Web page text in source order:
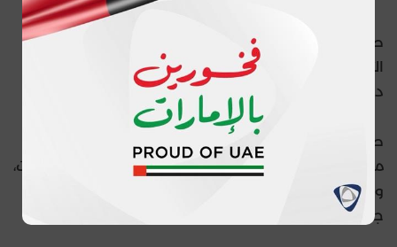
صافي نتائج خدمات التأمين: استقر صافي نتائج خدمات
درهم للتفرة نفسها من عام 2025.
مليون درهم، بالمقارنة مع 71.4 مليون درهم في العام الفائت،
وذلك نتيجة تأثير التقلبات المؤقتة في الأسواق المالية، إلى
جانب التدفقات المستقرة لمصادر الإيرادات المتكررة.